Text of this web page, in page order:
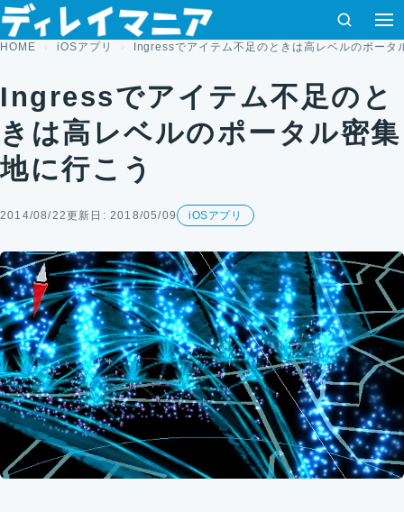
コンテンツへスキップ
検索
HOME iOSアプリ Ingressでアイテム不足のときは高レベルのポータ
Ingressでアイテム不足のと
きは高レベルのポータル密集
地に行こう
2014/08/22更新日: 2018/05/09 iOSアプリ